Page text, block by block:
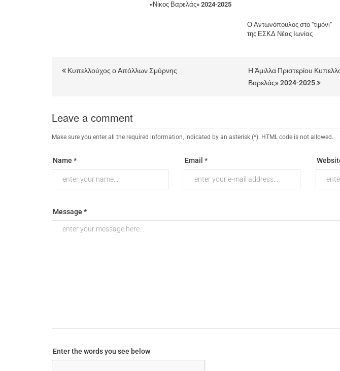
«Νίκος Βαρελάς» 2024-2025
Ο Αντωνόπουλος στο "τιμόνι"
της ΕΣΚΔ Νέας Ιωνίας
Κυπελλούχος ο Απόλλων Σμύρνης
Η Άμιλλα Πριστερίου
Βαρελάς» 2024-2025
Leave a comment
Make sure you enter all the required information, indicated by an asterisk (*). HTML code is not allowed.
Name * Email *
Message *
Enter the words you see below